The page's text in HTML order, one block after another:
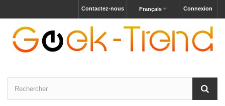
Connexion
Français
Contactez-nous